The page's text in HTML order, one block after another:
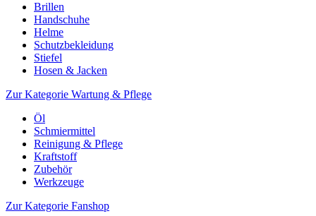
Brillen
Handschuhe
Helme
Schutzbekleidung
Stiefel
Hosen & Jacken
Zur Kategorie Wartung & Pflege
Öl
Schmiermittel
Reinigung & Pflege
Kraftstoff
Zubehör
Werkzeuge
Zur Kategorie Fanshop